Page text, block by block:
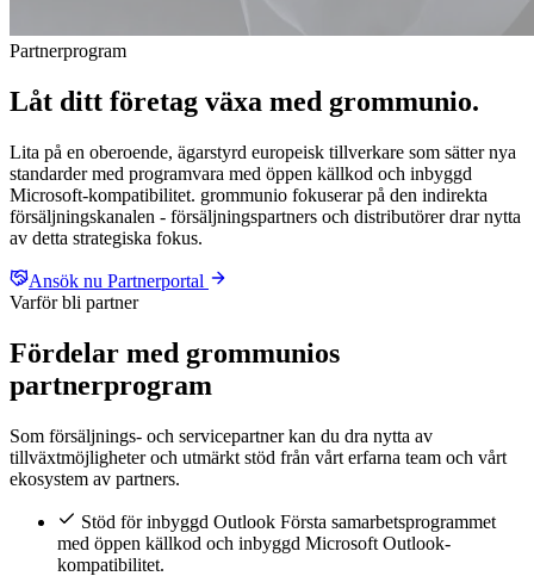
Partnerprogram
Låt ditt företag växa med grommunio.
Lita på en oberoende, ägarstyrd europeisk tillverkare som sätter nya
standarder med programvara med öppen källkod och inbyggd
Microsoft-kompatibilitet. grommunio fokuserar på den indirekta
försäljningskanalen - försäljningspartners och distributörer drar nytta
av detta strategiska fokus.
Ansök nu Partnerportal
Varför bli partner
Fördelar med grommunios
partnerprogram
Som försäljnings- och servicepartner kan du dra nytta av
tillväxtmöjligheter och utmärkt stöd från vårt erfarna team och vårt
ekosystem av partners.
Stöd för inbyggd Outlook Första samarbetsprogrammet
med öppen källkod och inbyggd Microsoft Outlook-
kompatibilitet.